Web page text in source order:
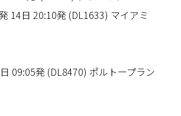
14日 20:10発 (DL1633) マイアミ
09:05発 (DL8470) ポルトープラン